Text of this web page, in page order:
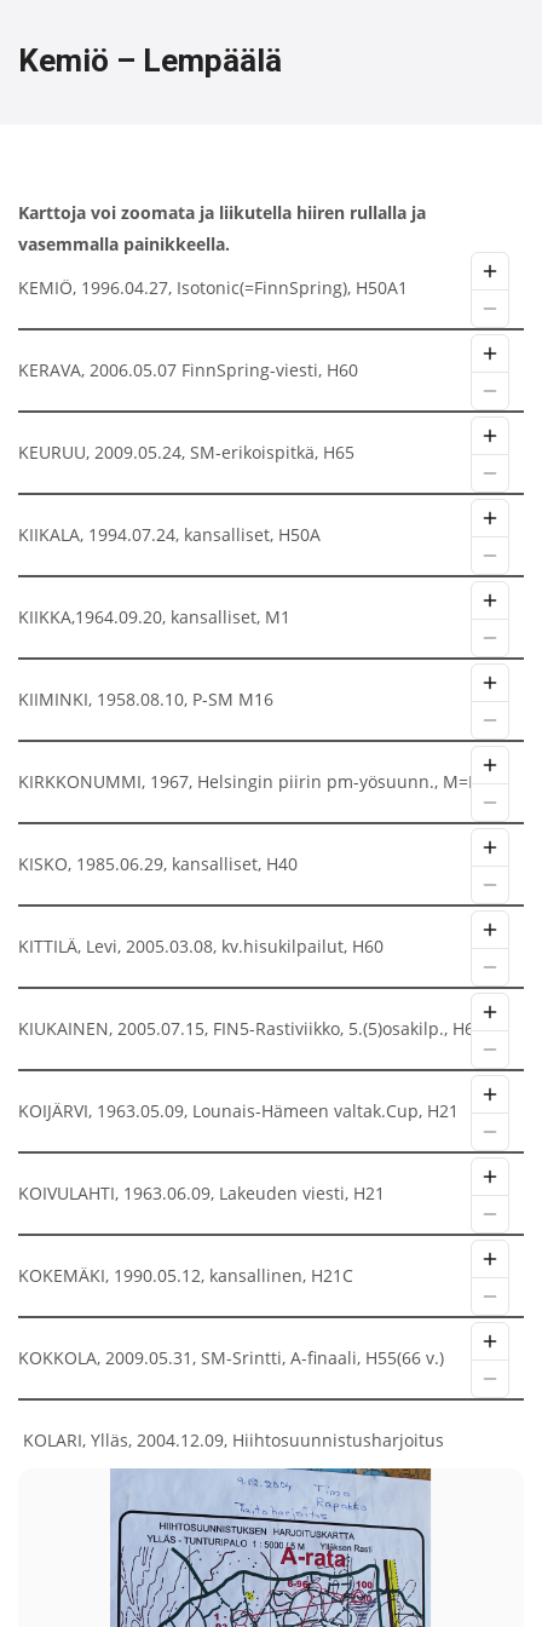
Kemiö – Lempäälä
Karttoja voi zoomata ja liikutella hiiren rullalla ja
vasemmalla painikkeella.
KEMIÖ, 1996.04.27, Isotonic(=FinnSpring), H50A1
KERAVA, 2006.05.07 FinnSpring-viesti, H60
KEURUU, 2009.05.24, SM-erikoispitkä, H65
KIIKALA, 1994.07.24, kansalliset, H50A
KIIKKA,1964.09.20, kansalliset, M1
KIIMINKI, 1958.08.10, P-SM M16
KIRKKONUMMI, 1967, Helsingin piirin pm-yösuunn., M=H21
KISKO, 1985.06.29, kansalliset, H40
KITTILÄ, Levi, 2005.03.08, kv.hisukilpailut, H60
KIUKAINEN, 2005.07.15, FIN5-Rastiviikko, 5.(5)osakilp., H60A
KOIJÄRVI, 1963.05.09, Lounais-Hämeen valtak.Cup, H21
KOIVULAHTI, 1963.06.09, Lakeuden viesti, H21
KOKEMÄKI, 1990.05.12, kansallinen, H21C
KOKKOLA, 2009.05.31, SM-Srintti, A-finaali, H55(66 v.)
KOLARI, Ylläs, 2004.12.09, Hiihtosuunnistusharjoitus